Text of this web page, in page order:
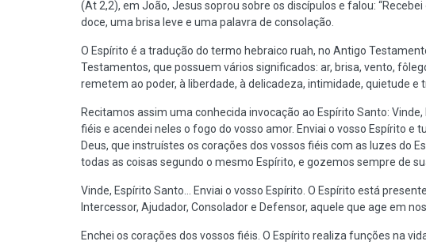
(At 2,2), em João, Jesus soprou sobre os discípulos e falou:
doce, uma brisa leve e uma palavra de consolação.
O Espírito é a tradução do termo hebraico ruah, no Antigo
Testamentos, que possuem vários significados: ar, brisa, vento,
remetem ao poder, à liberdade, à delicadeza, intimidade, quietude e
Recitamos assim uma conhecida invocação ao Espírito Santo:
fiéis e acendei neles o fogo do vosso amor. Enviai o vosso Espírito e
Deus, que instruístes os corações dos vossos fiéis com as luzes do
todas as coisas segundo o mesmo Espírito, e gozemos sempre de
Vinde, Espírito Santo... Enviai o vosso Espírito. O Espírito está
Intercessor, Ajudador, Consolador e Defensor, aquele que age em
Enchei os corações dos vossos fiéis. O Espírito realiza funções na